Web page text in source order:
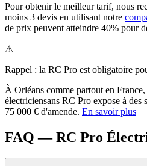
Pour obtenir le meilleur tarif, nous
moins 3 devis en utilisant notre
de prix peuvent atteindre 40% pour
⚠
Rappel : la RC Pro est obligatoire
À Orléans comme partout en
électriciensans RC Pro expose à des
75 000 € d'amende. En savoir plus
FAQ — RC Pro